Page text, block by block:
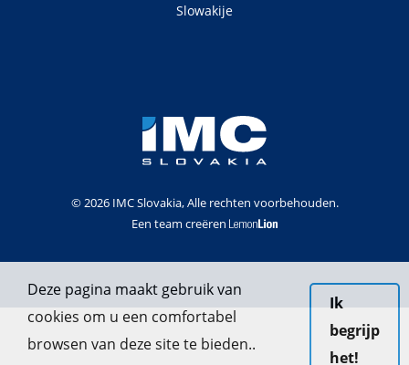
© 2026 IMC Slovakia, Alle rechten voorbehouden.
Een team creëren
Slowakije
Deze pagina maakt gebruik van
cookies om u een comfortabel
browsen van deze site te bieden..
Ik
begrijp
het!